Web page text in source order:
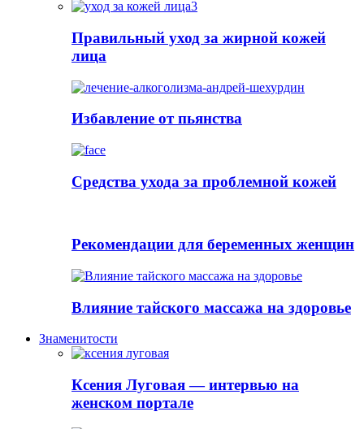
Правильный уход за жирной кожей
лица
Избавление от пьянства
Cредства ухода за проблемной кожей
Рекомендации для беременных женщин
Влияние тайского массажа на здоровье
Знаменитости
Ксения Луговая — интервью на
женском портале